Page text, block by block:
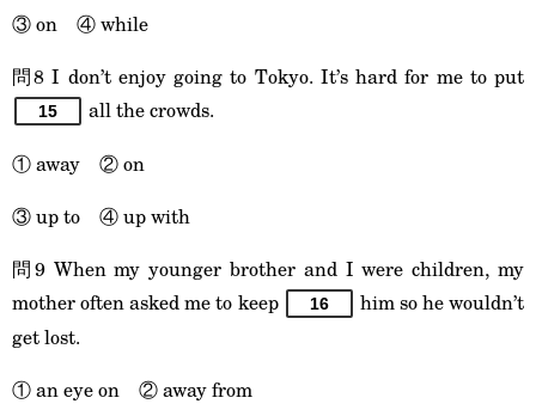
③ on ④ while
問8 I don’t enjoy going to Tokyo. It’s hard for me to put
15
all the crowds.
① away ② on
③ up to ④ up with
問9 When my younger brother and I were children, my
mother often asked me to keep
16
him so he wouldn’t
get lost.
① an eye on ② away from